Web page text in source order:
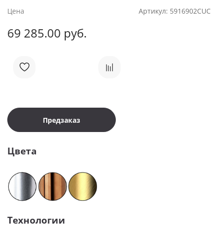
Цена Артикул: 5916902CUC
69 285.00 руб.
Предзаказ
Цвета
Технологии